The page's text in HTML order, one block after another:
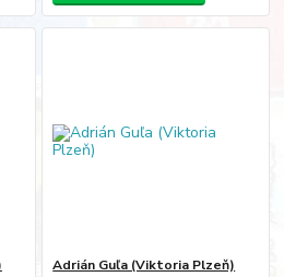
Adrián Guľa (Viktoria Plzeň)